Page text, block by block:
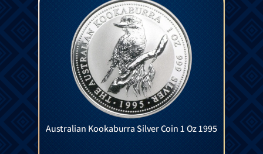
Australian Kookaburra Silver Coin 1 Oz 1995